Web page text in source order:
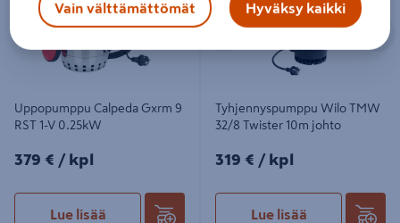
Uppopumppu Calpeda Gxrm 9
RST 1-V 0.25kW
379€/kpl
379 € / kpl
Lue lisää
Edellinen
Tyhjennyspumppu Wilo TMW
32/8 Twister 10m johto
319€/kpl
319 € / kpl
Lue lisää
Vain välttämättömät Hyväksy kaikki